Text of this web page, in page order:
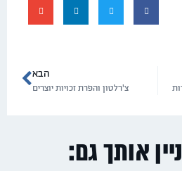
הבא
צ'רלטון והפרת זכויות יוצרים
אותך גם: